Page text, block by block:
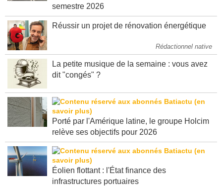
semestre 2026
Réussir un projet de rénovation énergétique
Rédactionnel native
La petite musique de la semaine : vous avez
dit "congés" ?
Porté par l'Amérique latine, le groupe Holcim
relève ses objectifs pour 2026
Éolien flottant : l'État finance des
infrastructures portuaires